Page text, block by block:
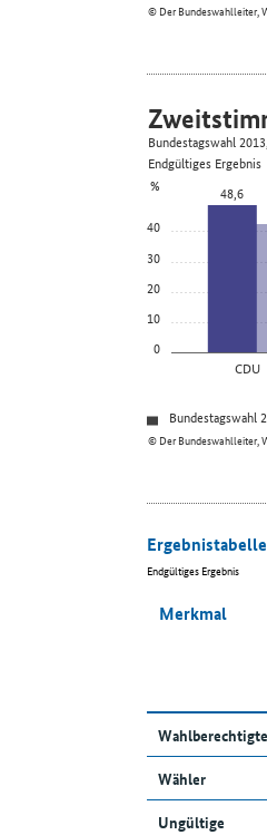
© Der Bundeswahlleiter,
0
10
20
30
40
%
CDU
48,6
© Der Bundeswahlleiter,
Bundestagswahl
Endgültiges Ergebnis
Bundestagswahl
Ergebnistabelle
Endgültiges Ergebnis
Merkmal
Wahlberechtigte
Wähler
Ungültige